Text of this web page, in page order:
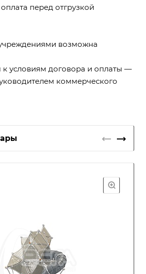
перед отгрузкой
возможна
условиям договора и оплаты —
коммерческого